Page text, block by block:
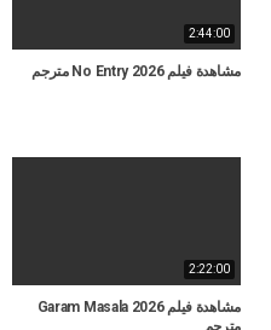
2:44:00
مشاهدة فيلم No Entry 2026 مترجم
2:22:00
مشاهدة فيلم Garam Masala 2026